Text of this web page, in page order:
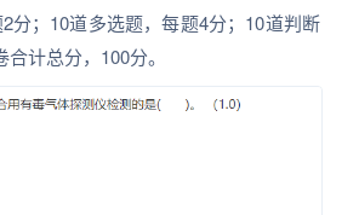
分；10道多选题，每题4分；10道判断
计总分，100分。